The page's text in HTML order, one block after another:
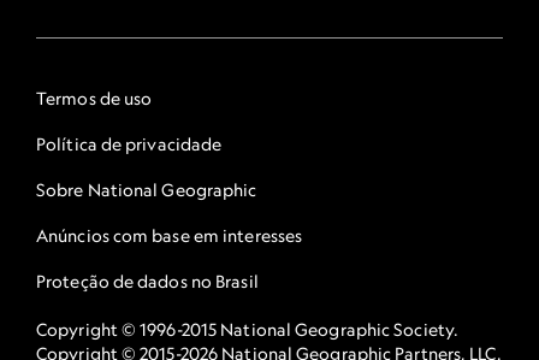
Termos de uso
Política de privacidade
Sobre National Geographic
Anúncios com base em interesses
Proteção de dados no Brasil
Copyright © 1996-2015 National Geographic Society.
Copyright © 2015-2026 National Geographic Partners, LLC.